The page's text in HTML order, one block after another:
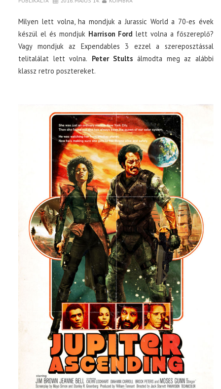
Milyen lett volna, ha mondjuk a Jurassic World a 70-es évek
készül el és mondjuk Harrison Ford lett volna a főszereplő?
Vagy mondjuk az Expendables 3 ezzel a szereposztással
telitalálat lett volna. Peter Stults álmodta meg az alábbi
klassz retro posztereket.